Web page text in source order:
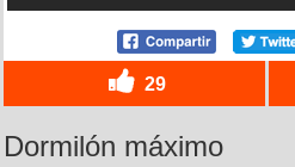
29
Dormilón máximo